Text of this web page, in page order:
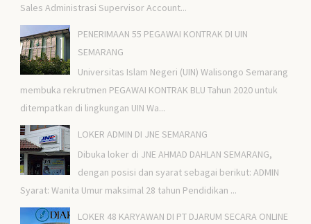
Sales Administrasi Supervisor Account...
PENERIMAAN 55 PEGAWAI KONTRAK DI UIN
SEMARANG
Universitas Islam Negeri (UIN) Walisongo Semarang
membuka rekrutmen PEGAWAI KONTRAK BLU Tahun 2020 untuk
ditempatkan di lingkungan UIN Wa...
LOKER ADMIN DI JNE SEMARANG
Dibuka loker di JNE AHMAD DAHLAN SEMARANG,
dengan posisi dan syarat sebagai berikut: ADMIN
Syarat: Wanita Umur maksimal 28 tahun Pendidikan ...
LOKER 48 KARYAWAN DI PT DJARUM SECARA ONLINE